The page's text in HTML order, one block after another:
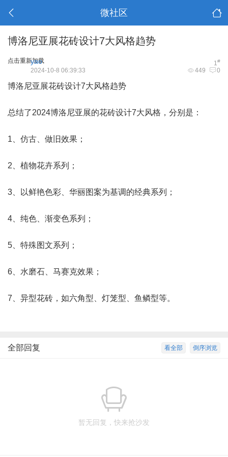
微社区
博洛尼亚展花砖设计7大风格趋势
点击重新加载 1#
yao
449 0
2024-10-8 06:39:33
博洛尼亚展花砖设计7大风格趋势
总结了2024博洛尼亚展的花砖设计7大风格，分别是：
1、仿古、做旧效果；
2、植物花卉系列；
3、以鲜艳色彩、华丽图案为基调的经典系列；
4、纯色、渐变色系列；
5、特殊图文系列；
6、水磨石、马赛克效果；
7、异型花砖，如六角型、灯笼型、鱼鳞型等。
倒序浏览
看全部
全部回复
暂无回复，快来抢沙发